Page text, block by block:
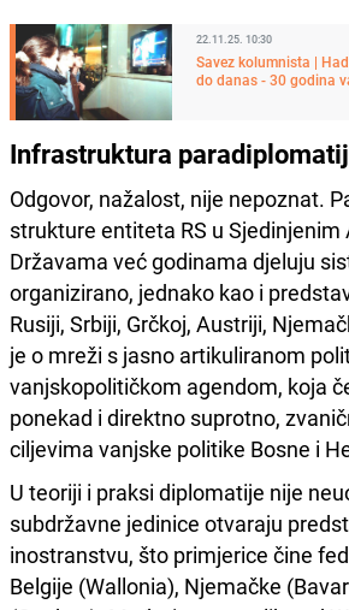
22.11.25. 10:30
Savez kolumnista |
do danas - 30 godina
Infrastruktura
Odgovor, nažalost, nije nepoznat.
strukture entiteta RS u Sjedinjenim
Državama već godinama djeluju
organizirano, jednako kao i
Rusiji, Srbiji, Grčkoj, Austriji,
je o mreži s jasno artikuliranom
vanjskopolitičkom agendom, koja
ponekad i direktno suprotno,
ciljevima vanjske politike Bosne i
U teoriji i praksi diplomatije nije
subdržavne jedinice otvaraju
inostranstvu, što primjerice čine
Belgije (Wallonia), Njemačke